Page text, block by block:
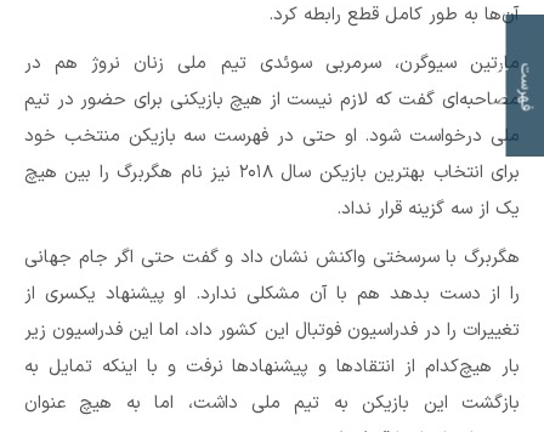
آن‌ها به طور کامل قطع رابطه کرد.
مارتین سیوگرن، سرمربی سوئدی تیم ملی زنان نروژ هم در
مصاحبه‌ای گفت که لازم نیست از هیچ بازیکنی برای حضور در تیم
ملی درخواست شود. او حتی در فهرست سه بازیکن منتخب خود
برای انتخاب بهترین بازیکن سال ۲۰۱۸ نیز نام هگربرگ را بین هیچ
یک از سه گزینه قرار نداد.
هگربرگ با سرسختی واکنش نشان داد و گفت حتی اگر جام جهانی
را از دست بدهد هم با آن مشکلی ندارد. او پیشنهاد یکسری از
تغییرات را در فدراسیون فوتبال این کشور داد، اما این فدراسیون زیر
بار هیچ‌کدام از انتقاد‌ها و پیشنهاد‌ها نرفت و با اینکه تمایل به
بازگشت این بازیکن به تیم ملی داشت، اما به هیچ عنوان
ف
ه
ر
س
ت
م
و
ض
و
ع
ات